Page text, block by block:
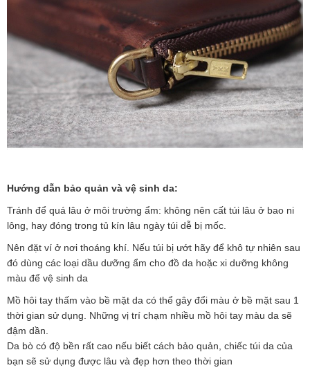
Hướng dẫn bảo quản và vệ sinh da:
Tránh để quá lâu ở môi trường ẩm: không nên cất túi lâu ở bao ni
lông, hay đóng trong tủ kín lâu ngày túi dễ bị mốc.
Nên đặt ví ở nơi thoáng khí. Nếu túi bị ướt hãy để khô tự nhiên sau
đó dùng các loại dầu dưỡng ẩm cho đồ da hoặc xi dưỡng không
màu để vệ sinh da
Mồ hôi tay thấm vào bề mặt da có thể gây đổi màu ở bề mặt sau 1
thời gian sử dụng. Những vị trí chạm nhiều mồ hôi tay màu da sẽ
đậm dần.
Da bò có độ bền rất cao nếu biết cách bảo quản, chiếc túi da của
bạn sẽ sử dụng được lâu và đẹp hơn theo thời gian